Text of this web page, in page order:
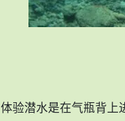
体验潜水是在气瓶背上